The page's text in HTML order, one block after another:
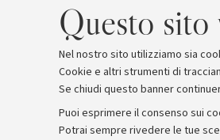
Questo
Nel nostro sito utilizziamo sia
Cookie e altri strumenti di
Se chiudi questo banner
Puoi esprimere il consenso sui
Potrai sempre rivedere le tue